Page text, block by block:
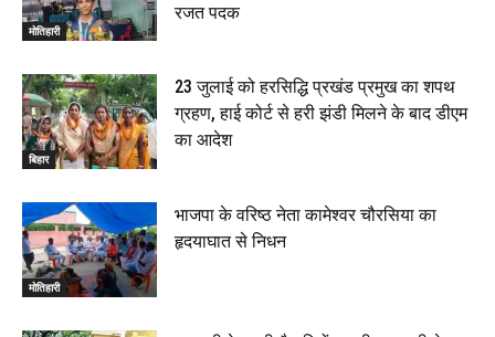
मोतिहारी
रजत पदक
बिहार
23 जुलाई को हरसिद्धि प्रखंड प्रमुख का शपथ
ग्रहण, हाई कोर्ट से हरी झंडी मिलने के बाद डीएम
का आदेश
मोतिहारी
भाजपा के वरिष्ठ नेता कामेश्वर चौरसिया का
हृदयाघात से निधन